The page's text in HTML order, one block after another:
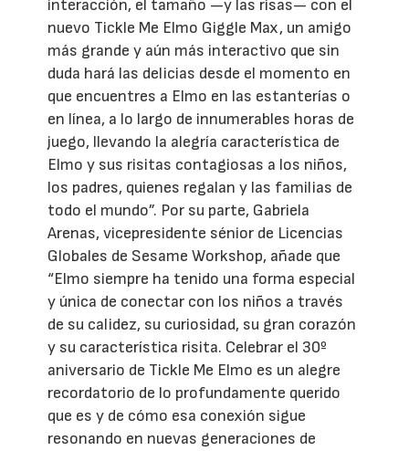
interacción, el tamaño —y las risas— con el
nuevo Tickle Me Elmo Giggle Max, un amigo
más grande y aún más interactivo que sin
duda hará las delicias desde el momento en
que encuentres a Elmo en las estanterías o
en línea, a lo largo de innumerables horas de
juego, llevando la alegría característica de
Elmo y sus risitas contagiosas a los niños,
los padres, quienes regalan y las familias de
todo el mundo”. Por su parte, Gabriela
Arenas, vicepresidente sénior de Licencias
Globales de Sesame Workshop, añade que
“Elmo siempre ha tenido una forma especial
y única de conectar con los niños a través
de su calidez, su curiosidad, su gran corazón
y su característica risita. Celebrar el 30º
aniversario de Tickle Me Elmo es un alegre
recordatorio de lo profundamente querido
que es y de cómo esa conexión sigue
resonando en nuevas generaciones de